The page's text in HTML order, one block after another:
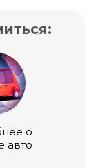
о
авто